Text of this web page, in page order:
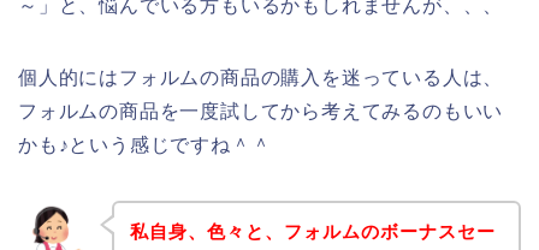
～」と、悩んでいる方もいるかもしれませんが、、、
個人的にはフォルムの商品の購入を迷っている人は、
フォルムの商品を一度試してから考えてみるのもいい
かも♪という感じですね＾＾
私自身、色々と、フォルムのボーナスセー